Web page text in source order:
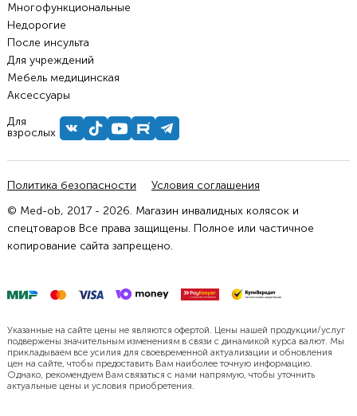
Многофункциональные
Недорогие
После инсульта
Для учреждений
Мебель медицинская
Аксессуары
Для
взрослых
Политика безопасности
Условия соглашения
© Med-ob, 2017 - 2026. Магазин инвалидных колясок и
спецтоваров Все права защищены. Полное или частичное
копирование сайта запрещено.
Указанные на сайте цены не являются офертой. Цены нашей продукции/услуг
подвержены значительным изменениям в связи с динамикой курса валют. Мы
прикладываем все усилия для своевременной актуализации и обновления
цен на сайте, чтобы предоставить Вам наиболее точную информацию.
Однако, рекомендуем Вам связаться с нами напрямую, чтобы уточнить
актуальные цены и условия приобретения.